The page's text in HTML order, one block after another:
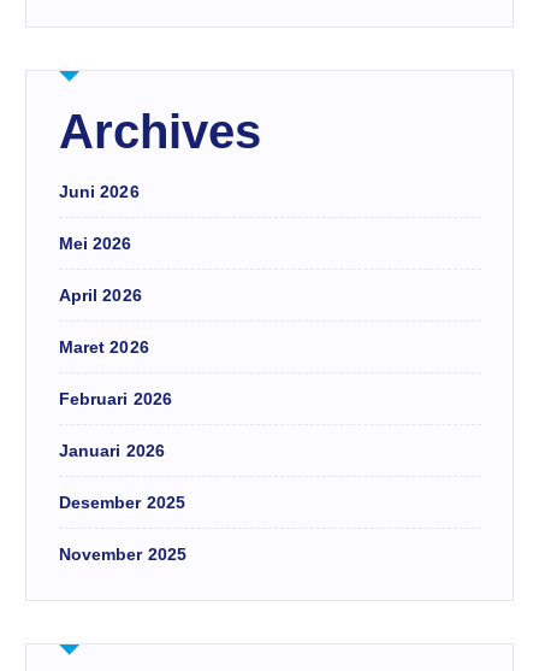
Archives
Juni 2026
Mei 2026
April 2026
Maret 2026
Februari 2026
Januari 2026
Desember 2025
November 2025